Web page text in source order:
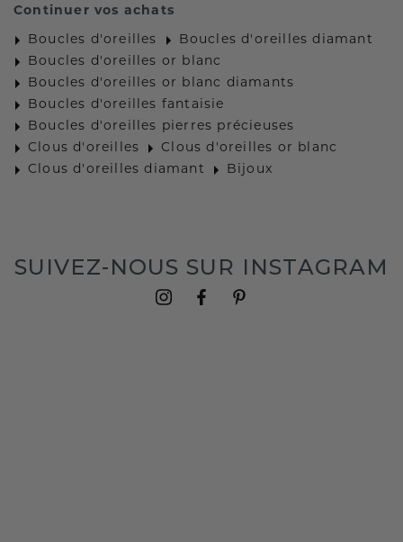
Continuer vos achats
Boucles d'oreilles
Boucles d'oreilles diamant
Boucles d'oreilles or blanc
Boucles d'oreilles or blanc diamants
Boucles d'oreilles fantaisie
Boucles d'oreilles pierres précieuses
Clous d'oreilles
Clous d'oreilles or blanc
Clous d'oreilles diamant
Bijoux
SUIVEZ-NOUS SUR INSTAGRAM